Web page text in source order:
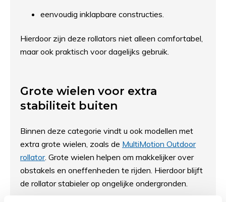
eenvoudig inklapbare constructies.
Hierdoor zijn deze rollators niet alleen comfortabel,
maar ook praktisch voor dagelijks gebruik.
Grote wielen voor extra
stabiliteit buiten
Binnen deze categorie vindt u ook modellen met
extra grote wielen, zoals de MultiMotion Outdoor
rollator. Grote wielen helpen om makkelijker over
obstakels en oneffenheden te rijden. Hierdoor blijft
de rollator stabieler op ongelijke ondergronden.